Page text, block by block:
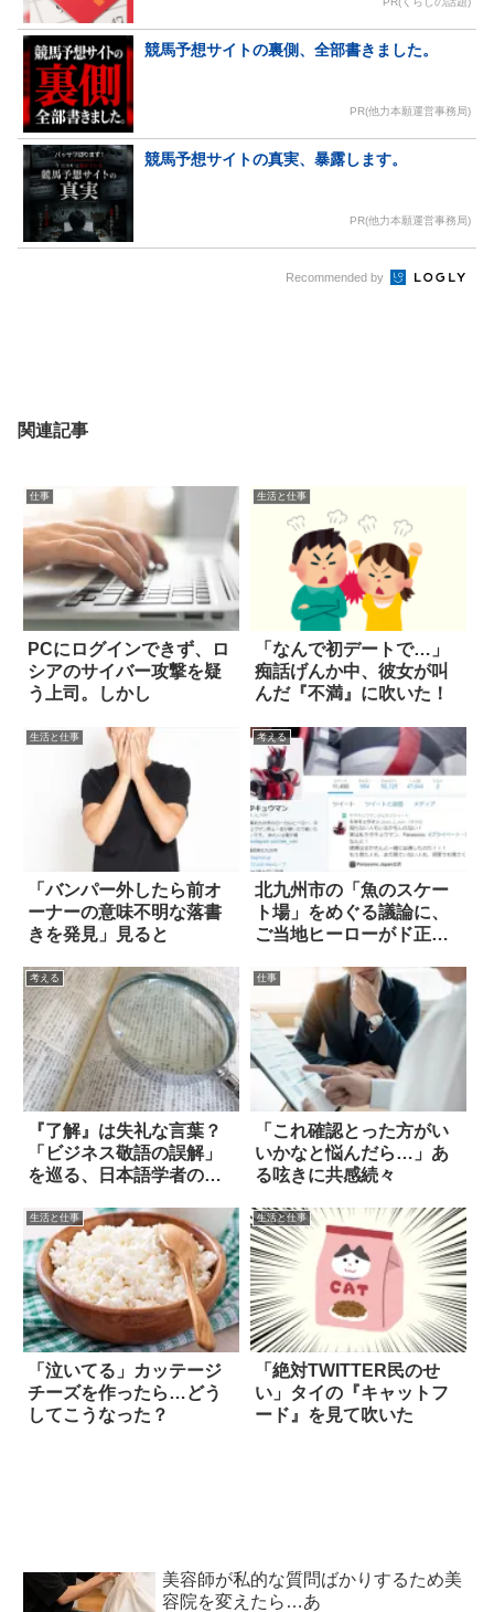
競馬予想サイトの裏側、全部書きました。
PR(他力本願運営事務局)
競馬予想サイトの真実、暴露します。
PR(他力本願運営事務局)
Recommended by
関連記事
仕事
PCにログインできず、ロ
シアのサイバー攻撃を疑
う上司。しかし
生活と仕事
「なんで初デートで…」
痴話げんか中、彼女が叫
んだ『不満』に吹いた！
生活と仕事
「バンパー外したら前オ
ーナーの意味不明な落書
きを発見」見ると
考える
北九州市の「魚のスケー
ト場」をめぐる議論に、
ご当地ヒーローがド正論
考える
『了解』は失礼な言葉？
「ビジネス敬語の誤解」
を巡る、日本語学者の呟
仕事
「これ確認とった方がい
いかなと悩んだら…」あ
る呟きに共感続々
生活と仕事
「泣いてる」カッテージ
チーズを作ったら…どう
してこうなった？
生活と仕事
「絶対TWITTER民のせ
い」タイの『キャットフ
ード』を見て吹いた
美容師が私的な質問ばかりするため美
容院を変えたら…あ